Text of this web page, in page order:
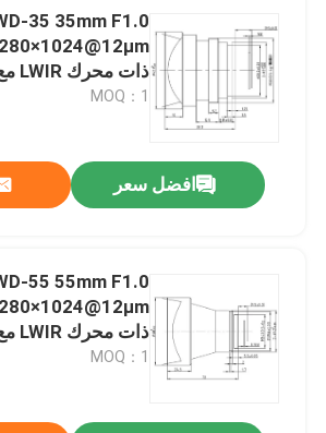
35 35mm F1.0
12 μm للتصوير الحراري
MOQ：1
افضل سعر
55 55mm F1.0
12 μm للتصوير الحراري
MOQ：1